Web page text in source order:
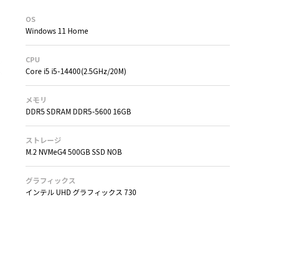
OS
Windows 11 Home
CPU
Core i5 i5-14400(2.5GHz/20M)
メモリ
DDR5 SDRAM DDR5-5600 16GB
ストレージ
M.2 NVMeG4 500GB SSD NOB
グラフィックス
インテル UHD グラフィックス 730